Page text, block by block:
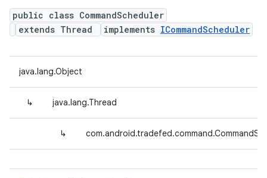
public class CommandScheduler
extends Thread
implements ICommandScheduler
java.lang.Object
↳ java.lang.Thread
↳